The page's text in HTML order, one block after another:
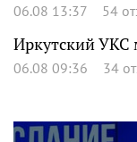
06.08 13:37 54
Иркутский УКС
06.08 09:36 34